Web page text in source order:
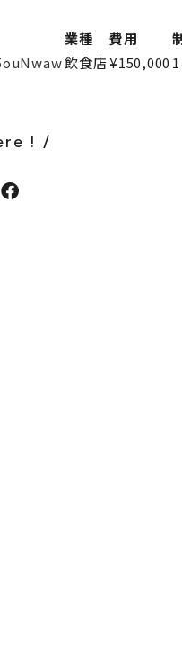
業種 費用
飲食店¥150,000
! /